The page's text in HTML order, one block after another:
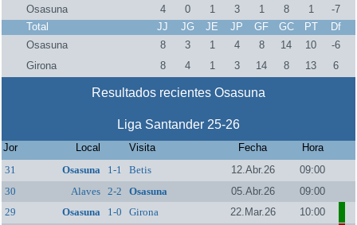
Osasuna
4 0 1 3 1 8 1
-7
Total
JJ JG JE JP GF GC PT
Df
Osasuna
8 3 1 4 8 14 10
-6
Girona
8 4 1 3 14 8 13 6
Resultados recientes Osasuna
Liga Santander 25-26
Jor Local Visita Fecha
Hora
31
Osasuna 1-1 Betis 12.Abr.26
09:00
30
Alaves 2-2 Osasuna 05.Abr.26
09:00
29
Osasuna 1-0 Girona 22.Mar.26
10:00